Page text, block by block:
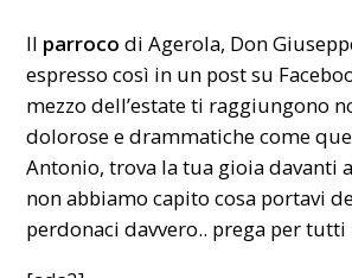
Il parroco di Agerola, Don
espresso così in un post su
mezzo dell’estate ti raggiungono
dolorose e drammatiche come
Antonio, trova la tua gioia davanti
non abbiamo capito cosa portavi
perdonaci davvero.. prega per tutti